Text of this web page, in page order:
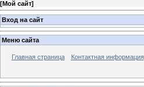
[Мой сайт]
Вход на сайт
Меню сайта
Главная страница Контактная информация